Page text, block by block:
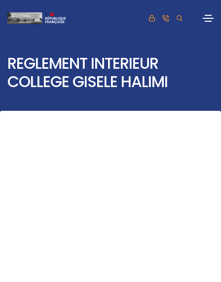
REGLEMENT INTERIEUR
COLLEGE GISELE HALIMI